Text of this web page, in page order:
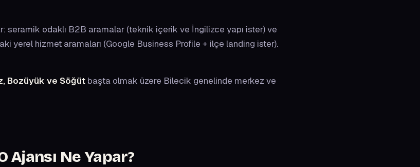
seramik odaklı B2B aramalar (teknik içerik ve İngilizce yapı ister) ve
yerel hizmet aramaları (Google Business Profile + ilçe landing ister).
Bozüyük ve Söğüt başta olmak üzere Bilecik genelinde merkez ve
Ajansı Ne Yapar?